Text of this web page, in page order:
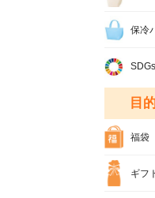
保冷
目
福袋
ギフ